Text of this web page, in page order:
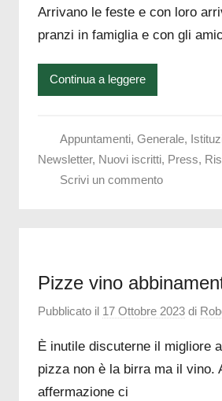
Arrivano le feste e con loro
pranzi in famiglia e con gli
Continua a leggere
Appuntamenti, Generale,
Newsletter, Nuovi iscritti, Press,
Scrivi un commento
Pizze vino
Pubblicato il 17 Ottobre 2023 di
È inutile discuterne il migliore
pizza non è la birra ma il vino.
affermazione ci